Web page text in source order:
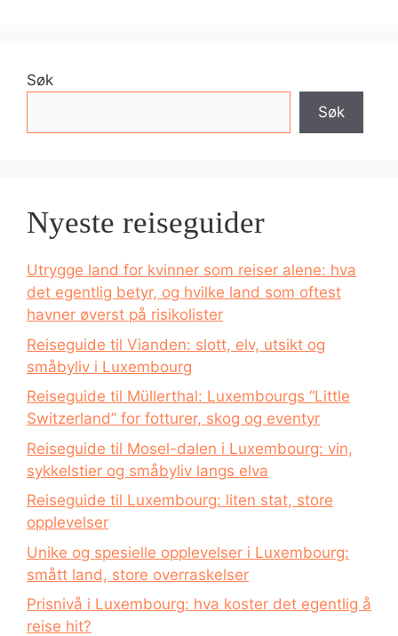
Søk
Søk
Nyeste reiseguider
Utrygge land for kvinner som reiser alene: hva
det egentlig betyr, og hvilke land som oftest
havner øverst på risikolister
Reiseguide til Vianden: slott, elv, utsikt og
småbyliv i Luxembourg
Reiseguide til Müllerthal: Luxembourgs “Little
Switzerland” for fotturer, skog og eventyr
Reiseguide til Mosel-dalen i Luxembourg: vin,
sykkelstier og småbyliv langs elva
Reiseguide til Luxembourg: liten stat, store
opplevelser
Unike og spesielle opplevelser i Luxembourg:
smått land, store overraskelser
Prisnivå i Luxembourg: hva koster det egentlig å
reise hit?